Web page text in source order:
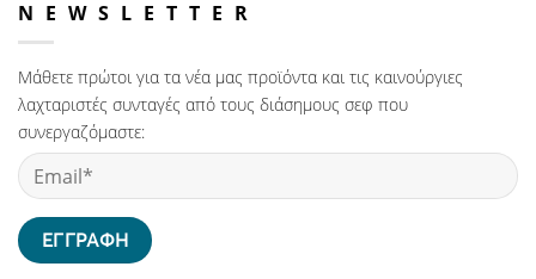
NEWSLETTER
Μάθετε πρώτοι για τα νέα μας προϊόντα και τις καινούργιες
λαχταριστές συνταγές από τους διάσημους σεφ που
συνεργαζόμαστε: